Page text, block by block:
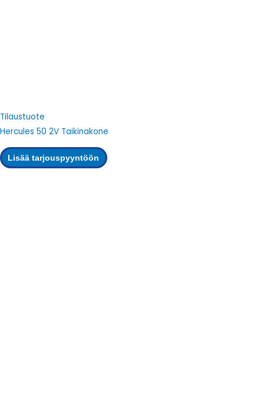
Tilaustuote
Hercules 50 2V Taikinakone
Lisää tarjouspyyntöön